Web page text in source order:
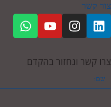
צור קשר
צרו קשר ונחזור בהקדם